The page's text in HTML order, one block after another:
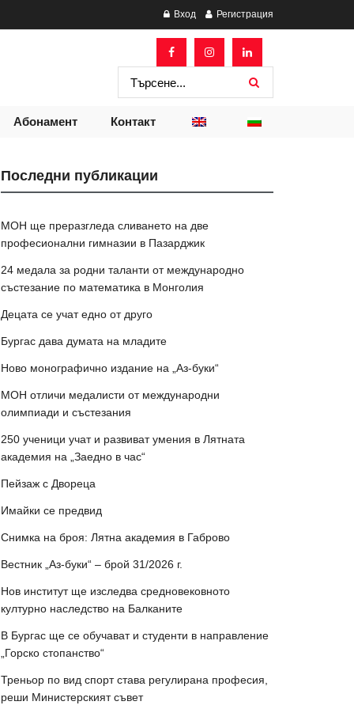
Вход Регистрация
Абонамент Контакт
Последни публикации
МОН ще преразгледа сливането на две
професионални гимназии в Пазарджик
24 медала за родни таланти от международно
състезание по математика в Монголия
Децата се учат едно от друго
Бургас дава думата на младите
Ново монографично издание на „Аз-буки“
МОН отличи медалисти от международни
олимпиади и състезания
250 ученици учат и развиват умения в Лятната
академия на „Заедно в час“
Пейзаж с Двореца
Имайки се предвид
Снимка на броя: Лятна академия в Габрово
Вестник „Аз-буки“ – брой 31/2026 г.
Нов институт ще изследва средновековното
културно наследство на Балканите
В Бургас ще се обучават и студенти в направление
„Горско стопанство“
Треньор по вид спорт става регулирана професия,
реши Министерският съвет